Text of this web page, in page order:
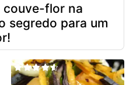
couve-flor na
segredo para um